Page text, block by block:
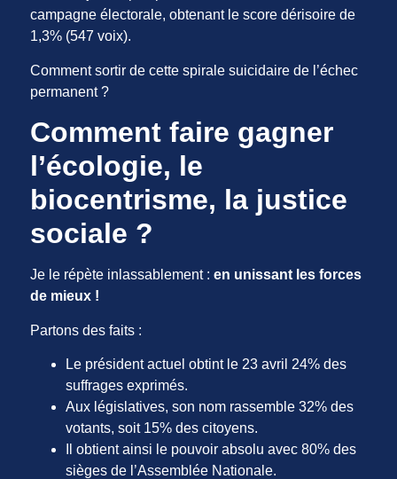
campagne électorale, obtenant le score dérisoire de
1,3% (547 voix).
Comment sortir de cette spirale suicidaire de l’échec
permanent ?
Comment faire gagner
l’écologie, le
biocentrisme, la justice
sociale ?
Je le répète inlassablement :en unissant les forces
de mieux !
Partons des faits :
Le président actuel obtint le 23 avril 24% des
suffrages exprimés.
Aux législatives, son nom rassemble 32% des
votants, soit 15% des citoyens.
Il obtient ainsi le pouvoir absolu avec 80% des
sièges de l’Assemblée Nationale.